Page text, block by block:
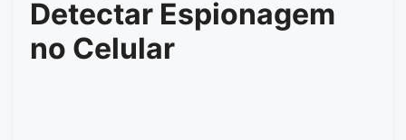
Detectar Espionagem
no Celular